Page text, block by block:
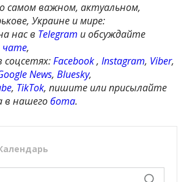
самом важном, актуальном,
Украине и мире:
нас в Telegram и обсуждайте
чате,
соцсетях:Facebook,Instagram, Viber,
News,Bluesky,
, TikTok, пишите или присылайте
в нашегобота.